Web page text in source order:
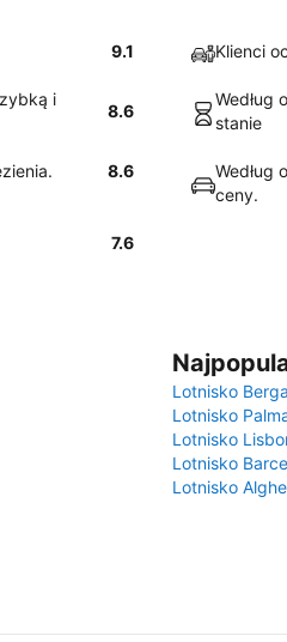
9.1 Klienci
i
8.6
Według
stanie
8.6
Według
ceny.
7.6
Lotnisko
Lotnisko
Lotnisko
Lotnisko
Lotnisko